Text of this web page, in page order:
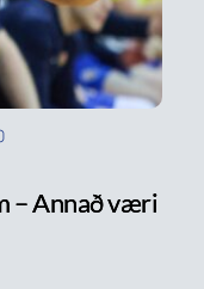
– Annað væri